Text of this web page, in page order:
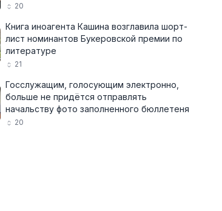
20
Книга иноагента Кашина возглавила шорт-
лист номинантов Букеровской премии по
литературе
21
Госслужащим, голосующим электронно,
больше не придётся отправлять
начальству фото заполненного бюллетеня
20